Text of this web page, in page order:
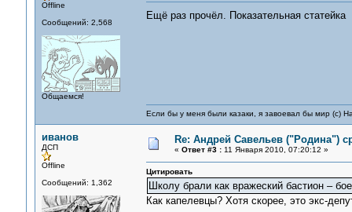
Offline
Сообщений: 2,568
Общаемся!
Ещё раз прочёл. Показательная статейка
Если бы у меня были казаки, я завоевал бы мир (с)
иванов
ДСП
Offline
Сообщений: 1,362
Re: Андрей Савельев ("Родина")
« Ответ #3 :11 Января 2010, 07:20:12 »
Цитировать
Школу брали как вражеский бастион –
Как капелевцы? Хотя скорее, это экс-